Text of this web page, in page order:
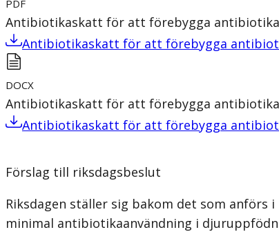
PDF
Antibiotikaskatt för att förebygga
Antibiotikaskatt för att förebygga
DOCX
Antibiotikaskatt för att förebygga
Antibiotikaskatt för att förebygga
Förslag till riksdagsbeslut
Riksdagen ställer sig bakom det som
minimal antibiotikaanvändning i